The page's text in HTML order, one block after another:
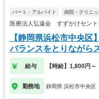
パート・アルバイト 病院・クリニッ
医療法人弘遠会 すずかけセント
【静岡県浜松市中央
バランスをとりながら
給与 【時給】1,800円～
勤務地 静岡県 浜松市中央区